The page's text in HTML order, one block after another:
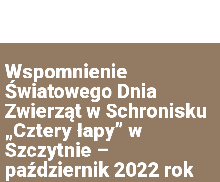
Wspomnienie
Światowego Dnia
Zwierząt w Schronisku
„Cztery łapy” w
Szczytnie –
październik 2022 rok